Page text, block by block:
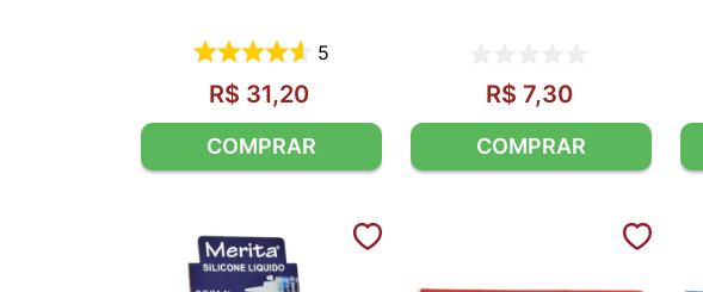
5
R$ 31,20
COMPRAR
R$ 7,30
COMPRAR